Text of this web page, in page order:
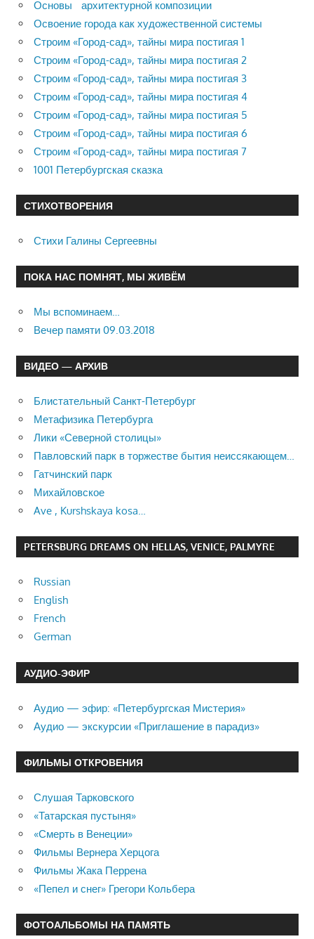
Основы архитектурной композиции
Освоение города как художественной системы
Строим «Город-сад», тайны мира постигая 1
Строим «Город-сад», тайны мира постигая 2
Строим «Город-сад», тайны мира постигая 3
Строим «Город-сад», тайны мира постигая 4
Строим «Город-сад», тайны мира постигая 5
Строим «Город-сад», тайны мира постигая 6
Строим «Город-сад», тайны мира постигая 7
1001 Петербургская сказка
СТИХОТВОРЕНИЯ
Стихи Галины Сергеевны
ПОКА НАС ПОМНЯТ, МЫ ЖИВЁМ
Мы вспоминаем…
Вечер памяти 09.03.2018
ВИДЕО — АРХИВ
Блистательный Санкт-Петербург
Метафизика Петербурга
Лики «Северной столицы»
Павловский парк в торжестве бытия неиссякающем…
Гатчинский парк
Михайловское
Ave , Kurshskaya kosa…
PETERSBURG DREAMS ON HELLAS, VENICE, PALMYRE
Russian
English
French
German
АУДИО-ЭФИР
Аудио — эфир: «Петербургская Мистерия»
Аудио — экскурсии «Приглашение в парадиз»
ФИЛЬМЫ ОТКРОВЕНИЯ
Слушая Тарковского
«Татарская пустыня»
«Смерть в Венеции»
Фильмы Вернера Херцога
Фильмы Жака Перрена
«Пепел и снег» Грегори Кольбера
ФОТОАЛЬБОМЫ НА ПАМЯТЬ